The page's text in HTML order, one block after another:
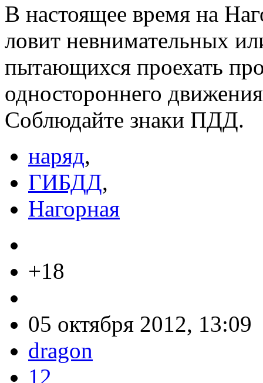
В настоящее время на
ловит невнимательных
пытающихся проехать
одностороннего
Соблюдайте знаки ПДД.
наряд,
ГИБДД,
Нагорная
+18
05 октября 2012, 13:09
dragon
12